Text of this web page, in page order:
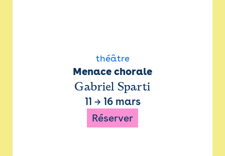
théâtre
Menace chorale
Gabriel Sparti
11 → 16 mars
Réserver